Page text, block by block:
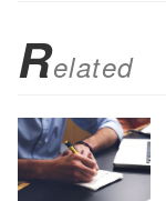
Related